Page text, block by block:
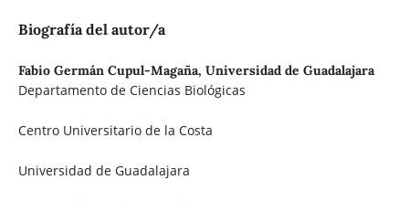
Biografía del autor/a
Fabio Germán Cupul-Magaña, Universidad de Guadalajara
Departamento de Ciencias Biológicas
Centro Universitario de la Costa
Universidad de Guadalajara